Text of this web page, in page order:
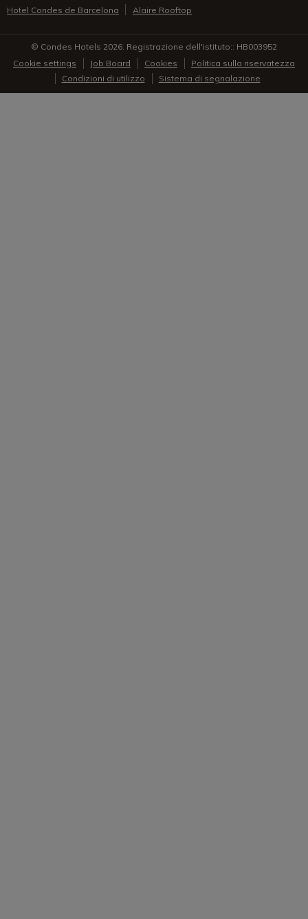
Hotel Condes de Barcelona Alaire Rooftop
© Condes Hotels 2026. Registrazione dell'istituto:: HB003952
Cookie settings
Job Board Cookies
Politica sulla riservatezza
Condizioni di utilizzo
Sistema di segnalazione